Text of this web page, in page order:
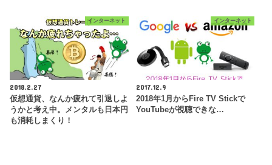
インターネット
2018.2.27
仮想通貨、なんか疲れて引退しよ
うかと考え中。メンタルも日本円
も消耗しまくり！
インターネット
2017.12.9
2018年1月からFire TV Stickで
YouTubeが視聴できな…